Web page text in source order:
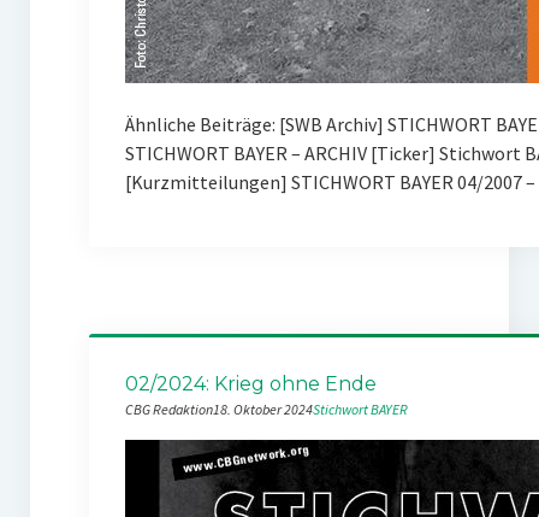
Ähnliche Beiträge: [SWB Archiv] STICHWORT
STICHWORT BAYER – ARCHIV [Ticker] Stichwort
[Kurzmitteilungen] STICHWORT BAYER 04/2007
02/2024: Krieg ohne Ende
CBG Redaktion18. Oktober 2024Stichwort BAYER